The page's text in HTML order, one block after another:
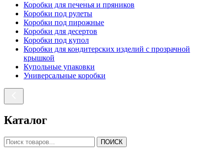
Коробки для печенья и пряников
Коробки под рулеты
Коробки под пирожные
Коробки для десертов
Коробки под купол
Коробки для кондитерских изделий с прозрачной
крышкой
Купольные упаковки
Универсальные коробки
Каталог
ПОИСК